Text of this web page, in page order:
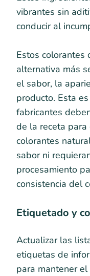
vibrantes sin
conducir al
Estos colorantes
alternativa más
el sabor, la
producto. Esta
fabricantes
de la receta
colorantes
sabor ni
procesamiento
consistencia del
Etiquetado y
Actualizar las
etiquetas de
para mantener